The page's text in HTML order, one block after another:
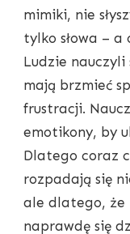
mimiki, nie
tylko słowa – a
Ludzie nauczyli
mają brzmieć
frustracji.
emotikony, by
Dlatego coraz
rozpadają się
ale dlatego, że
naprawdę się